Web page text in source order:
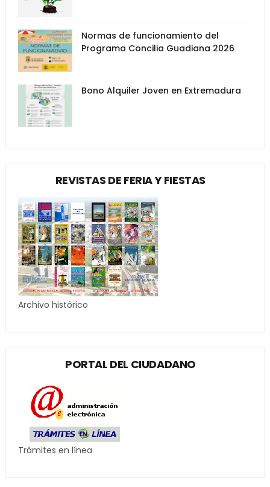
Normas de funcionamiento del
Programa Concilia Guadiana 2026
Bono Alquiler Joven en Extremadura
REVISTAS DE FERIA Y FIESTAS
Archivo histórico
PORTAL DEL CIUDADANO
Trámites en línea